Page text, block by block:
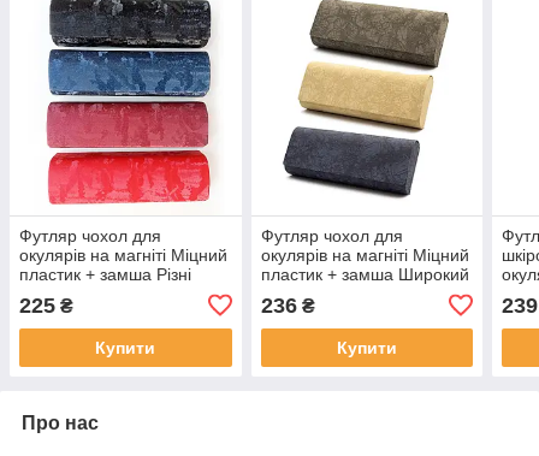
Футляр чохол для
окулярів на магніті Міцний
пластик + замша Різні
225 ₴
Купити
Футляр чохол для
окулярів на магніті Міцний
пластик + замша Широкий
236₴
Купити
239
Про нас